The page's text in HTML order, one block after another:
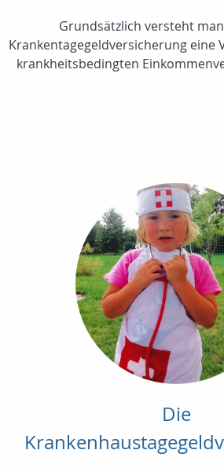
Grundsätzlich versteht
Krankentagegeldversicherung eine
krankheitsbedingten
Die